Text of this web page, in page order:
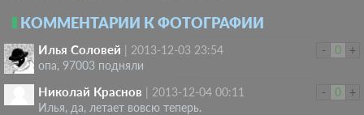
КОММЕНТАРИИ К ФОТОГРАФИИ
- 0 +
Илья Соловей
2013-12-03 23:54
опа, 97003 подняли
-
0 +
Николай Краснов
2013-12-04 00:11
Илья, да, летает вовсю теперь.